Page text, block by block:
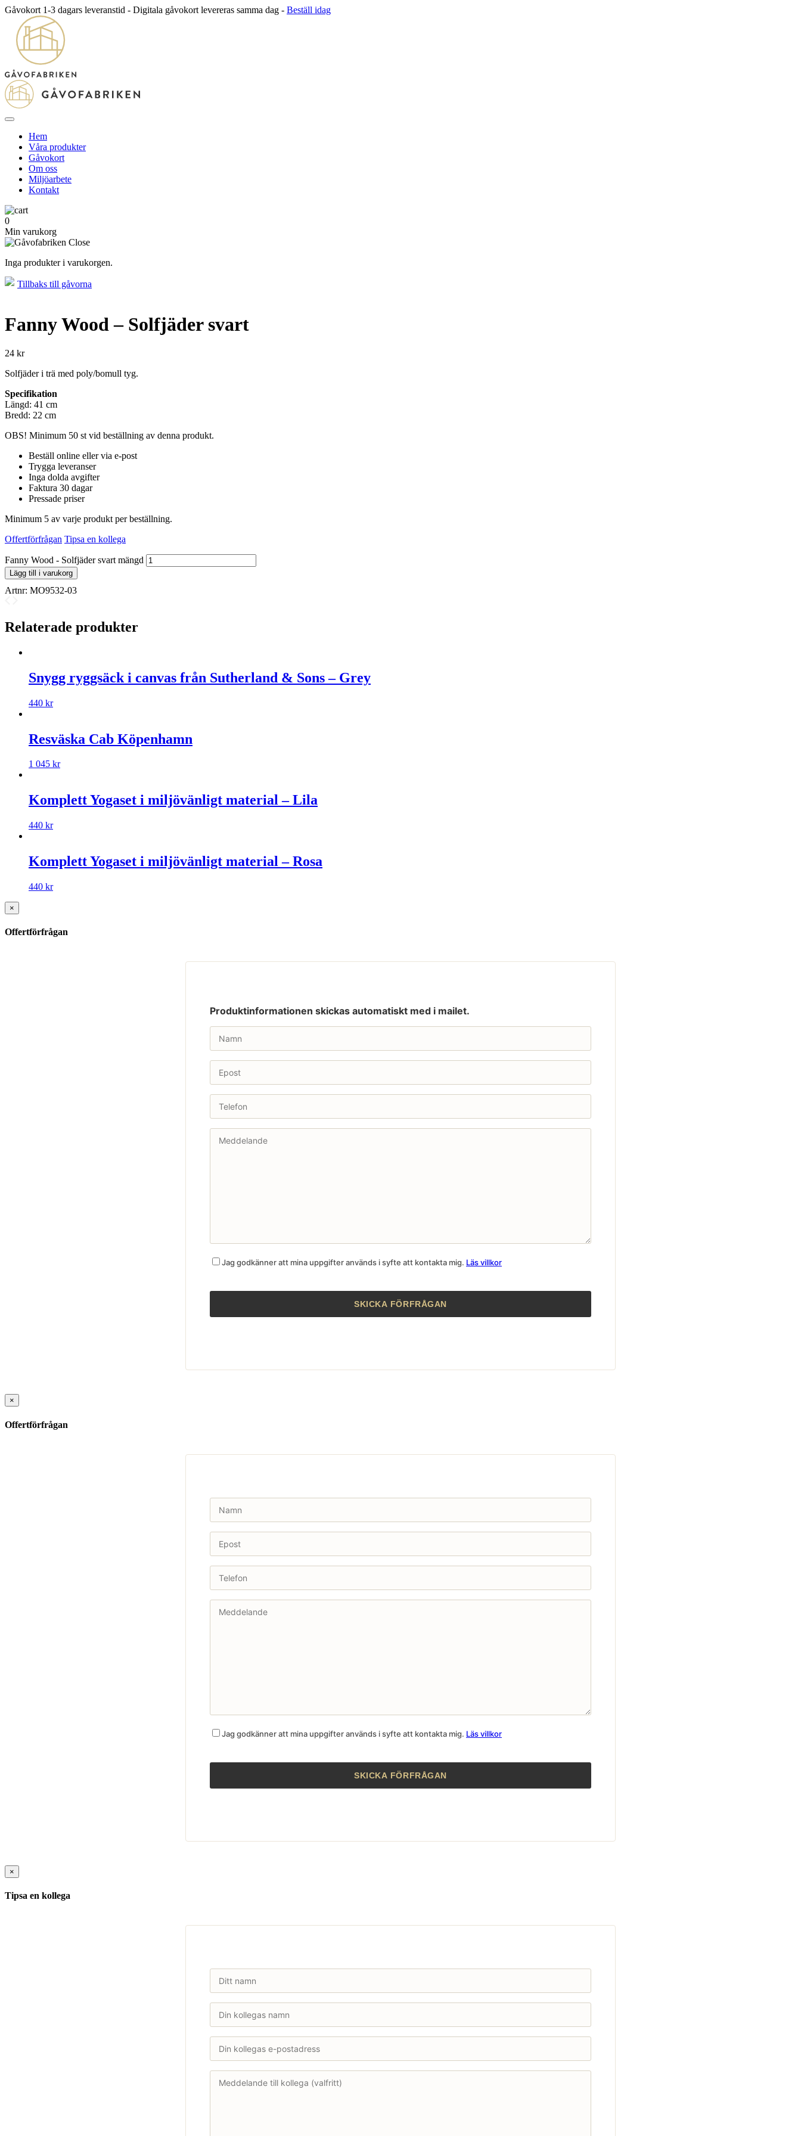
Gåvokort 1-3 dagars leveranstid - Digitala gåvokort levereras samma dag - Beställ idag
Hem
Våra produkter
Gåvokort
Om oss
Miljöarbete
Kontakt
0
Min varukorg
Inga produkter i varukorgen.
Tillbaks till gåvorna
Fanny Wood – Solfjäder svart
24 kr
Solfjäder i trä med poly/bomull tyg.
Specifikation
Längd: 41 cm
Bredd: 22 cm
OBS! Minimum 50 st vid beställning av denna produkt.
Beställ online eller via e-post
Trygga leveranser
Inga dolda avgifter
Faktura 30 dagar
Pressade priser
Minimum 5 av varje produkt per beställning.
Offertförfrågan Tipsa en kollega
Fanny Wood - Solfjäder svart mängd
Lägg till i varukorg
Artnr: MO9532-03
Relaterade produkter
Snygg ryggsäck i canvas från Sutherland & Sons – Grey
440 kr
Resväska Cab Köpenhamn
1 045 kr
Komplett Yogaset i miljövänligt material – Lila
440 kr
Komplett Yogaset i miljövänligt material – Rosa
440 kr
×
Offertförfrågan
Produktinformationen skickas automatiskt med i mailet.
Jag godkänner att mina uppgifter används i syfte att kontakta mig. Läs villkor
×
Offertförfrågan
Jag godkänner att mina uppgifter används i syfte att kontakta mig. Läs villkor
×
Tipsa en kollega